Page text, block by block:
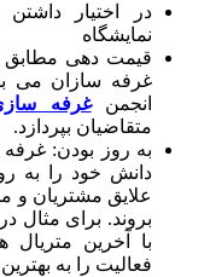
در اختیار
نمایشگاه
قیمت دهی مطابق
غرفه سازان می
انجمنغرفه
متقاضیان بپردازد.
به روز بودن:
دانش خود را به روز
علایق مشتریان و
بروند. برای مثال
با آخرین متریال
فعالیت را به